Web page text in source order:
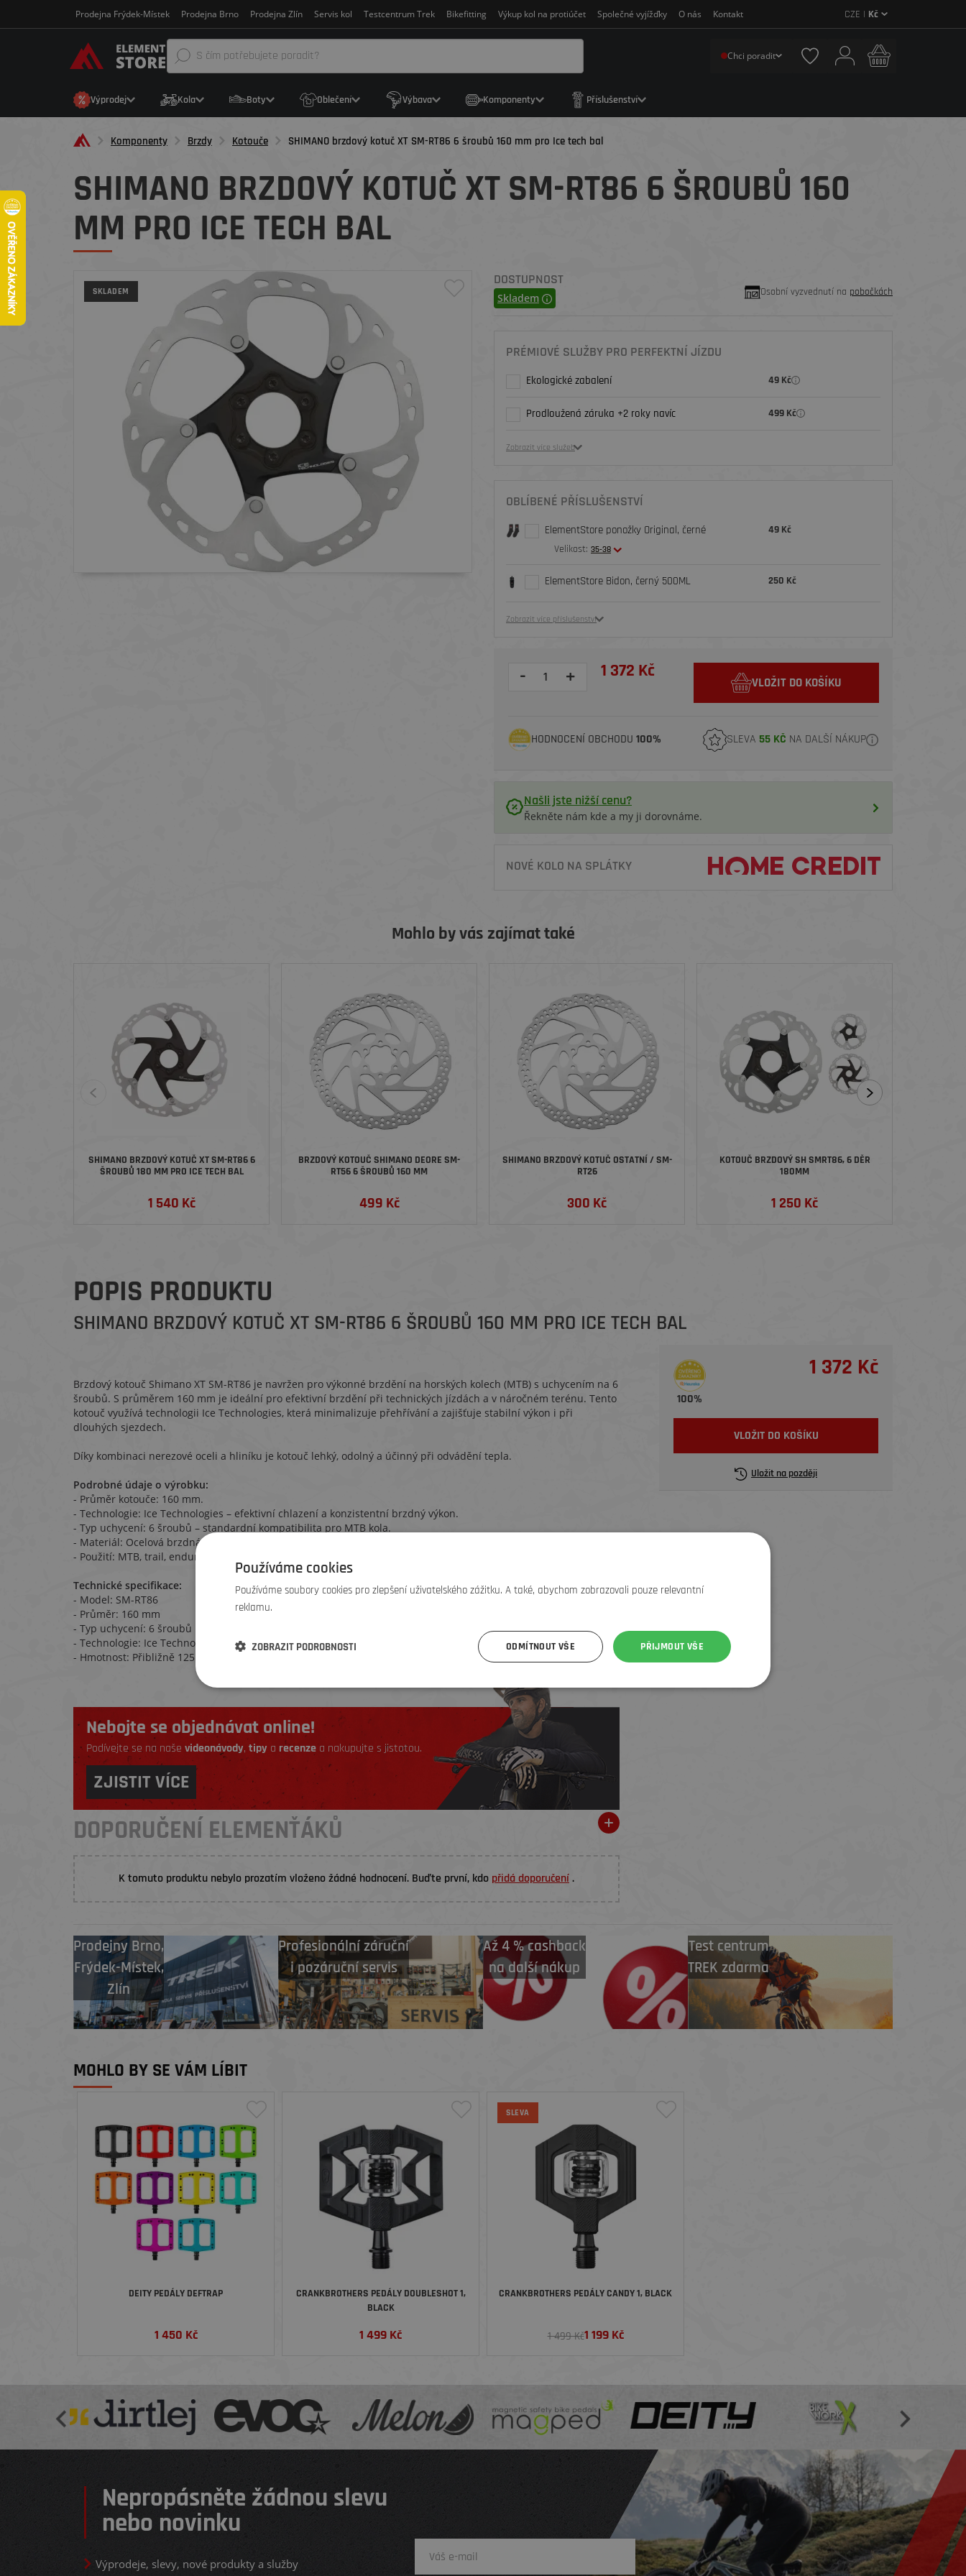
Prodejna Frýdek-Místek Prodejna Brno Prodejna Zlín Servis kol Testcentrum Trek Bikefitting Výkup kol na protiúčet Společné vyjížďky O nás Kontakt CZE | Kč
Chci poradit
Výprodej Kola Boty Oblečení Výbava Komponenty Příslušenství
Komponenty Brzdy Kotouče SHIMANO brzdový kotuč XT SM-RT86 6 šroubů 160 mm pro Ice tech bal
SHIMANO BRZDOVÝ KOTUČ XT SM-RT86 6 ŠROUBŮ 160
MM PRO ICE TECH BAL
SKLADEM
DOSTUPNOST
Skladem Osobní vyzvednutí na pobočkách
PRÉMIOVÉ SLUŽBY PRO PERFEKTNÍ JÍZDU
Ekologické zabalení 49 Kč
Prodloužená záruka +2 roky navíc 499 Kč
Zobrazit více služeb
OBLÍBENÉ PŘÍSLUŠENSTVÍ
ElementStore ponožky Original, černé
Velikost: 35-38
49 Kč
ElementStore Bidon, černý 500ML 250 Kč
Zobrazit více příslušenství
- + 1 372 Kč
VLOŽIT DO KOŠÍKU
HODNOCENÍ OBCHODU 100% SLEVA 55 KČ NA DALŠÍ NÁKUP
Našli jste nižší cenu?
Řekněte nám kde a my ji dorovnáme.
NOVÉ KOLO NA SPLÁTKY
Mohlo by vás zajímat také
SHIMANO BRZDOVÝ KOTUČ XT SM-RT86 6
ŠROUBŮ 180 MM PRO ICE TECH BAL
1 540 Kč
BRZDOVÝ KOTOUČ SHIMANO DEORE SM-
RT56 6 ŠROUBŮ 160 MM
499 Kč
SHIMANO BRZDOVÝ KOTUČ OSTATNÍ / SM-
RT26
300 Kč
KOTOUČ BRZDOVÝ SH SMRT86, 6 DĚR
180MM
1 250 Kč
POPIS PRODUKTU
SHIMANO BRZDOVÝ KOTUČ XT SM-RT86 6 ŠROUBŮ 160 MM PRO ICE TECH BAL
Brzdový kotouč Shimano XT SM-RT86 je navržen pro výkonné brzdění na horských kolech (MTB) s uchycením na 6
šroubů. S průměrem 160 mm je ideální pro efektivní brzdění při technických jízdách a v náročném terénu. Tento
kotouč využívá technologii Ice Technologies, která minimalizuje přehřívání a zajišťuje stabilní výkon i při
dlouhých sjezdech.
Díky kombinaci nerezové oceli a hliníku je kotouč lehký, odolný a účinný při odvádění tepla.
Podrobné údaje o výrobku:
- Průměr kotouče: 160 mm.
- Technologie: Ice Technologies – efektivní chlazení a konzistentní brzdný výkon.
- Typ uchycení: 6 šroubů – standardní kompatibilita pro MTB kola.
- Materiál: Ocelová brzdná plocha + hliníkové tělo pro snížení hmotnosti a lepší odvod tepla.
- Použití: MTB, trail, enduro.
Technické specifikace:
- Model: SM-RT86
- Průměr: 160 mm
- Typ uchycení: 6 šroubů
- Technologie: Ice Technologies
- Hmotnost: Přibližně 125 g
Nebojte se objednávat online!
Podívejte se na naše videonávody, tipy a recenze a nakupujte s jistotou.
ZJISTIT VÍCE
DOPORUČENÍ ELEMENŤÁKŮ
K tomuto produktu nebylo prozatím vloženo žádné hodnocení. Buďte první, kdo přidá doporučení.
100%
1 372 Kč
VLOŽIT DO KOŠÍKU
Uložit na později
ProdejnyBrno,
Frýdek-Místek,
Zlín
Profesionální záruční
i pozáruční servis
Až 4 % cashback
na další nákup
Test centrum
TREK zdarma
MOHLO BY SE VÁM LÍBIT
DEITY PEDÁLY DEFTRAP
1 450 Kč
CRANKBROTHERS PEDÁLY DOUBLESHOT 1,
BLACK
1 499 Kč
SLEVA
CRANKBROTHERS PEDÁLY CANDY 1, BLACK
1 499 Kč1 199Kč
Nepropásněte žádnou slevu
nebo novinku
Výprodeje, slevy, nové produkty a služby
Používáme cookies
Používáme soubory cookies pro zlepšení uživatelského zážitku. A také, abychom zobrazovali pouze relevantní
reklamu.
PŘIJMOUT VŠE
ODMÍTNOUT VŠE
ZOBRAZIT PODROBNOSTI